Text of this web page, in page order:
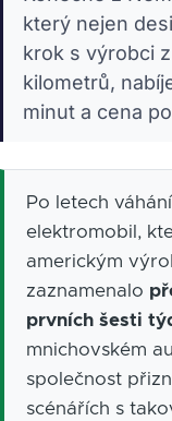
který nejen
krok s výrobci
kilometrů,
minut a cena
Po letech
elektromobil,
americkým
zaznamenalo
prvních šesti
mnichovském
společnost
scénářích s